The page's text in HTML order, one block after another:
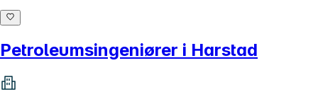
Petroleumsingeniører i Harstad